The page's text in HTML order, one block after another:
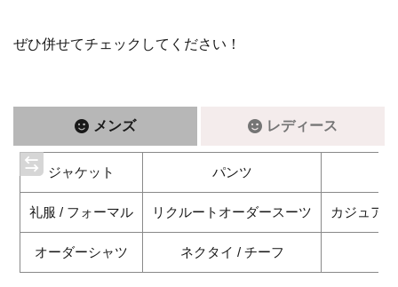
ぜひ併せてチェックしてください！
メンズ レディース
ジャケット パンツ
礼服 / フォーマル リクルートオーダースーツ カジュア
オーダーシャツ ネクタイ / チーフ